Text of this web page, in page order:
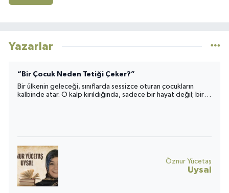
Yazarlar
“Bir Çocuk Neden Tetiği Çeker?”
Bir ülkenin geleceği, sınıflarda sessizce oturan çocukların
kalbinde atar. O kalp kırıldığında, sadece bir hayat değil; bir
Öznur Yücetaş
Uysal